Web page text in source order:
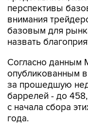
перспективы
внимания
базовым для
назвать
Согласно
опубликованным
за прошедшую
баррелей - до
с начала сбора
года.